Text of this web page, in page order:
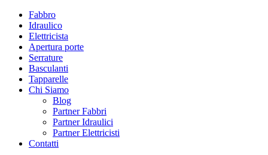
Fabbro
Idraulico
Elettricista
Apertura porte
Serrature
Basculanti
Tapparelle
Chi Siamo
Blog
Partner Fabbri
Partner Idraulici
Partner Elettricisti
Contatti